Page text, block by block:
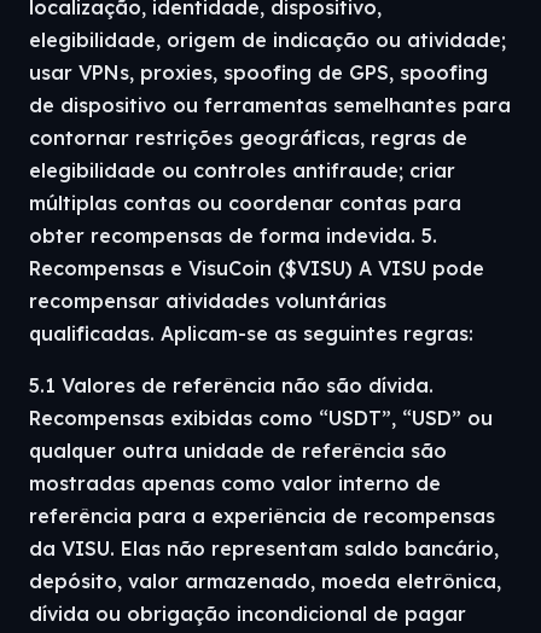
localização, identidade, dispositivo,
elegibilidade, origem de indicação ou atividade;
usar VPNs, proxies, spoofing de GPS, spoofing
de dispositivo ou ferramentas semelhantes para
contornar restrições geográficas, regras de
elegibilidade ou controles antifraude; criar
múltiplas contas ou coordenar contas para
obter recompensas de forma indevida. 5.
Recompensas e VisuCoin ($VISU) A VISU pode
recompensar atividades voluntárias
qualificadas. Aplicam-se as seguintes regras:
5.1 Valores de referência não são dívida.
Recompensas exibidas como “USDT”, “USD” ou
qualquer outra unidade de referência são
mostradas apenas como valor interno de
referência para a experiência de recompensas
da VISU. Elas não representam saldo bancário,
depósito, valor armazenado, moeda eletrônica,
dívida ou obrigação incondicional de pagar